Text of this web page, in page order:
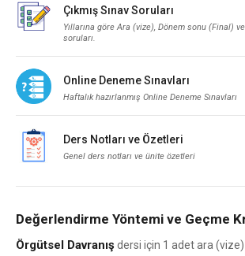
Çıkmış Sınav Soruları
Yıllarına göre Ara (vize), Dönem sonu (Final)
soruları.
Online Deneme Sınavları
Haftalık hazırlanmış Online Deneme Sınavları
Ders Notları ve Özetleri
Genel ders notları ve ünite özetleri
Değerlendirme Yöntemi ve Geçme
Örgütsel Davranışdersi için 1 adet ara (vize)